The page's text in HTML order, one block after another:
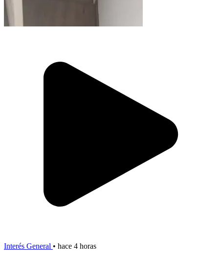
Interés General • hace 4 horas